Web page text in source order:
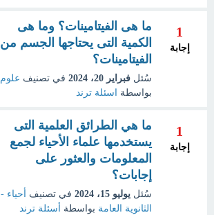
1
إجابة
ما هى الفيتامينات؟ وما هى
الكمية التى يحتاجها الجسم من
الفيتامينات؟
سُئل فبراير 20، 2024 في تصنيف علوم
بواسطة
اسئلة ترند
1
إجابة
ما هي الطرائق العلمية التى
يستخدمها علماء الأحياء لجمع
المعلومات والعثور على
إجابات؟
سُئل يوليو 15، 2024 في تصنيف
أحياء -
الثانوية العامة بواسطة أسئلة ترند